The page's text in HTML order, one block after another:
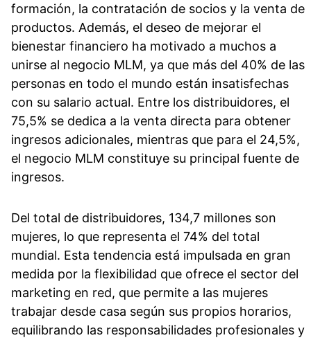
formación, la contratación de socios y la venta de
productos. Además, el deseo de mejorar el
bienestar financiero ha motivado a muchos a
unirse al negocio MLM, ya que más del 40% de las
personas en todo el mundo están insatisfechas
con su salario actual. Entre los distribuidores, el
75,5% se dedica a la venta directa para obtener
ingresos adicionales, mientras que para el 24,5%,
el negocio MLM constituye su principal fuente de
ingresos.
Del total de distribuidores, 134,7 millones son
mujeres, lo que representa el 74% del total
mundial. Esta tendencia está impulsada en gran
medida por la flexibilidad que ofrece el sector del
marketing en red, que permite a las mujeres
trabajar desde casa según sus propios horarios,
equilibrando las responsabilidades profesionales y